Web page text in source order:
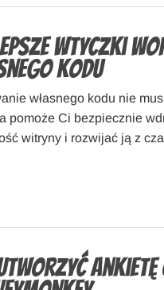
wtyczki
kodu
własnego kodu nie
pomoże Ci bezpiecznie
witryny i rozwijać ją z
ankietę